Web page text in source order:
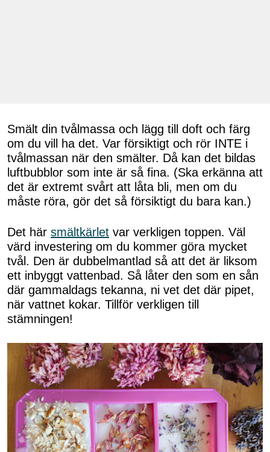
Smält din tvålmassa och lägg till doft och färg
om du vill ha det. Var försiktigt och rör INTE i
tvålmassan när den smälter. Då kan det bildas
luftbubblor som inte är så fina. (Ska erkänna att
det är extremt svårt att låta bli, men om du
måste röra, gör det så försiktigt du bara kan.)
Det här smältkärlet var verkligen toppen. Väl
värd investering om du kommer göra mycket
tvål. Den är dubbelmantlad så att det är liksom
ett inbyggt vattenbad. Så låter den som en sån
där gammaldags tekanna, ni vet det där pipet,
när vattnet kokar. Tillför verkligen till
stämningen!